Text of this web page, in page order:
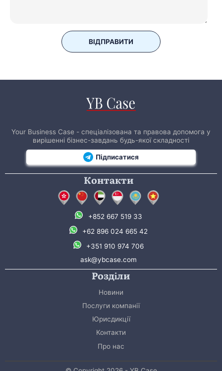
ВІДПРАВИТИ
Your Business Case - спеціалізована та правова допомога у
вирішенні бізнес-завдань будь-якої складності
Підписатися
Контакти
+852 667 519 33
+62 896 024 665 42
+351 910 974 706
ask@ybcase.com
Розділи
Новини
Послуги компанії
Юрисдикції
Контакти
Про нас